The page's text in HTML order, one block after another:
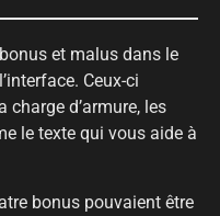
et malus dans le
Ceux-ci
charge d’armure, les
le texte qui vous aide à
bonus pouvaient être